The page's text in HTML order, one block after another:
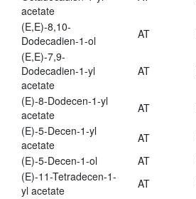
acetate
(E,E)-8,10-
Dodecadien-1-ol
AT
(E,E)-7,9-
Dodecadien-1-yl
acetate
AT
(E)-8-Dodecen-1-yl
acetate
AT
(E)-5-Decen-1-yl
acetate
AT
(E)-5-Decen-1-ol
AT
(E)-11-Tetradecen-1-
yl acetate
AT